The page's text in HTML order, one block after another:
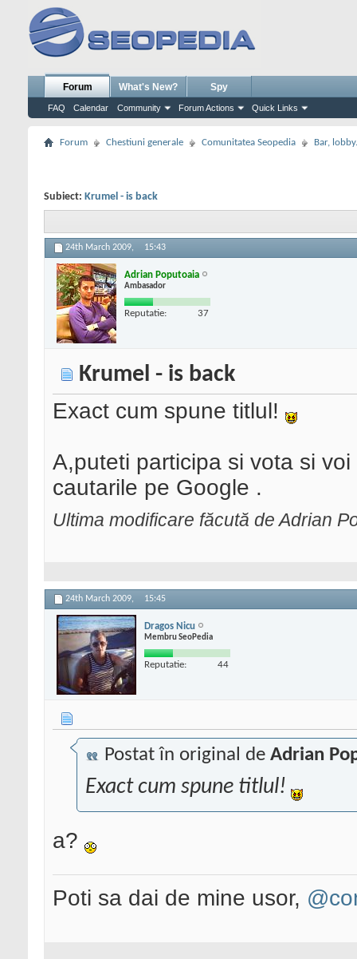
Forum
FAQ Calendar Community Forum Actions Quick Links
What's New? Spy
Forum Chestiuni generale Comunitatea Seopedia Bar,
Subiect: Krumel - is back
24th March 2009, 15:43
Adrian Poputoaia
Ambasador
Reputatie: 37
Krumel - is back
Exact cum spune titlul!
A,puteti participa si vota si voi
cautarile pe Google .
Ultima modificare făcută de Adrian
24th March 2009, 15:45
Dragos Nicu
Membru SeoPedia
Reputatie: 44
Postat în original de Adrian
Exact cum spune titlul!
a?
Poti sa dai de mine usor,